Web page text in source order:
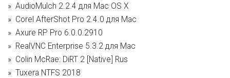
AudioMulch 2.2.4 для Mac OS X
Corel AfterShot Pro 2.4.0 для Mac
Axure RP Pro 6.0.0.2910
RealVNC Enterprise 5.3.2 для Mac
Colin McRae: DiRT 2 [Native] Rus
Tuxera NTFS 2018